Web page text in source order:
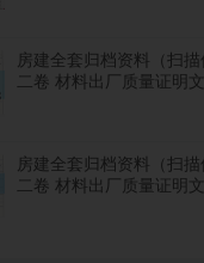
房建全套归档资料（扫
二卷 材料出厂质量证明
房建全套归档资料（扫
二卷 材料出厂质量证明